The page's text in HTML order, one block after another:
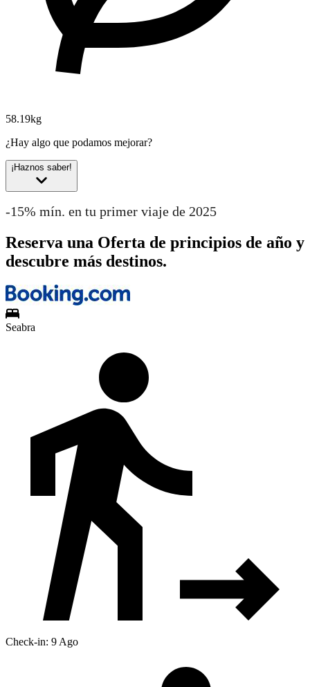
58.19kg
¿Hay algo que podamos mejorar?
¡Haznos saber!
-15% mín. en tu primer viaje de 2025
Reserva una Oferta de principios de año y
descubre más destinos.
Seabra
Check-in: 9 Ago